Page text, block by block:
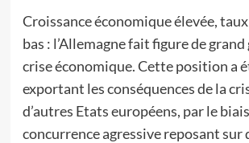
Croissance économique élevée,
bas : l’Allemagne fait figure de
crise économique. Cette position a
exportant les conséquences de la
d’autres Etats européens, par le
concurrence agressive reposant sur